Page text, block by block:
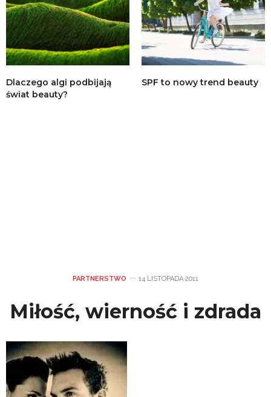
Dlaczego algi podbijają
świat beauty?
SPF to nowy trend beauty
PARTNERSTWO 14 LISTOPADA 2011
Miłość, wierność i zdrada